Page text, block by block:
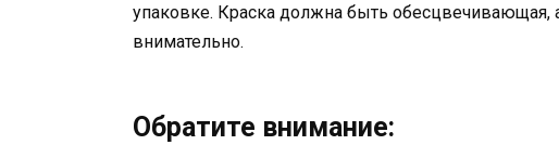
упаковке. Краска должна быть обесцвечивающая,
внимательно.
Обратите внимание: